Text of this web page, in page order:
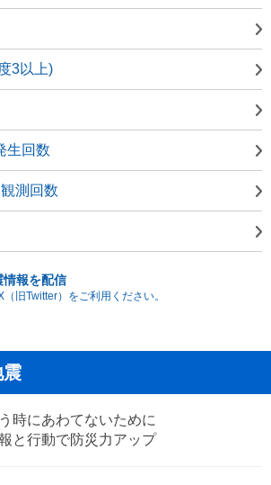
3以上)
生回数
測回数
情報を配信
旧Twitter）をご利用ください。
震
時にあわてないために
と行動で防災力アップ